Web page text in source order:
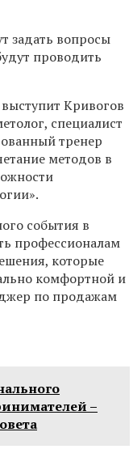
задать вопросы
проводить
Кривогов
специалист
тренер
методов в
события в
профессионалам
которые
комфортной и
по продажам
–